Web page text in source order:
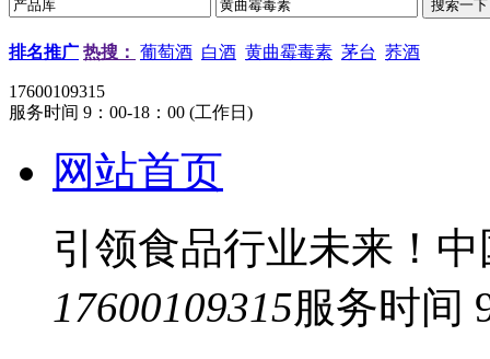
排名推广 热搜： 葡萄酒 白酒 黄曲霉毒素 茅台 荞酒
17600109315
服务时间 9：00-18：00 (工作日)
网站首页
引领食品行业未来！
17600109315服务时间